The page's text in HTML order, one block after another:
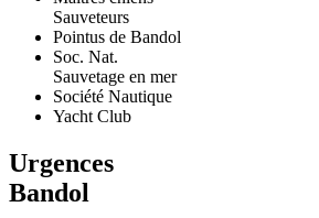
Sauveteurs
Pointus de Bandol
Soc. Nat.
Sauvetage en mer
Société Nautique
Yacht Club
Urgences
Bandol